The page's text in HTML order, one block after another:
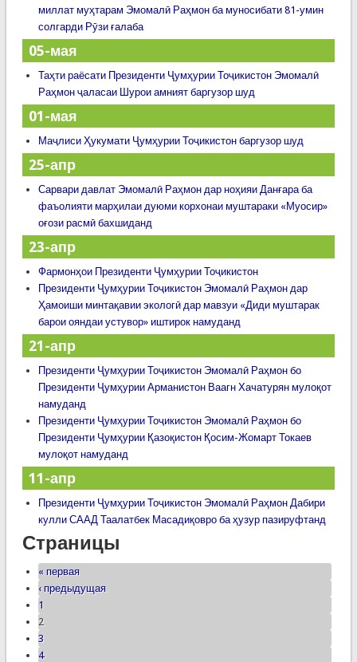
миллат муҳтарам Эмомалӣ Раҳмон ба муносибати 81-умин
солгарди Рӯзи ғалаба
05-мая
Таҳти раёсати Президенти Ҷумҳурии Тоҷикистон Эмомалӣ
Раҳмон ҷаласаи Шурои амният баргузор шуд
01-мая
Маҷлиси Ҳукумати Ҷумҳурии Тоҷикистон баргузор шуд
25-апр
Сарвари давлат Эмомалӣ Раҳмон дар ноҳияи Данғара ба
фаъолияти марҳилаи дуюми корхонаи муштараки «Муосир»
оғози расмӣ бахшиданд
23-апр
Фармонҳои Президенти Ҷумҳурии Тоҷикистон
Президенти Ҷумҳурии Тоҷикистон Эмомалӣ Раҳмон дар
Ҳамоиши минтақавии экологӣ дар мавзуи «Диди муштарак
барои ояндаи устувор» иштирок намуданд
21-апр
Президенти Ҷумҳурии Тоҷикистон Эмомалӣ Раҳмон бо
Президенти Ҷумҳурии Арманистон Ваагн Хачатурян мулоқот
намуданд
Президенти Ҷумҳурии Тоҷикистон Эмомалӣ Раҳмон бо
Президенти Ҷумҳурии Қазоқистон Қосим-Жомарт Токаев
мулоқот намуданд
11-апр
Президенти Ҷумҳурии Тоҷикистон Эмомалӣ Раҳмон Дабири
кулли СААД Таалатбек Масадиқовро ба ҳузур пазируфтанд
Страницы
« первая
‹ предыдущая
1
2
3
4